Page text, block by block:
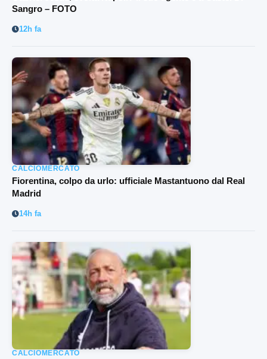
Sangro – FOTO
12h fa
CALCIOMERCATO
Fiorentina, colpo da urlo: ufficiale Mastantuono dal Real
Madrid
14h fa
CALCIOMERCATO